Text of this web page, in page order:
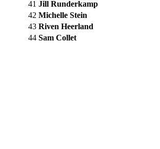
41 Jill Runderkamp
42 Michelle Stein
43 Riven Heerland
44 Sam Collet